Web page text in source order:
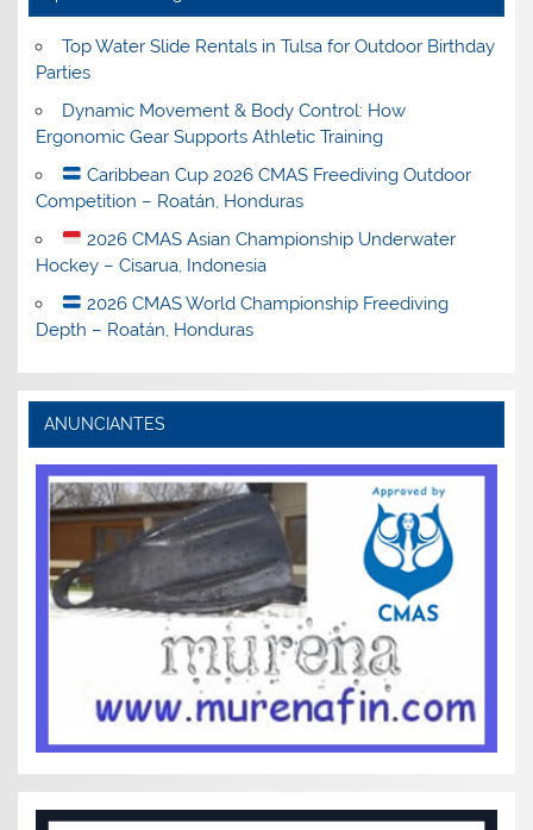
Top Water Slide Rentals in Tulsa for Outdoor Birthday
Parties
Dynamic Movement & Body Control: How
Ergonomic Gear Supports Athletic Training
Caribbean Cup 2026 CMAS Freediving Outdoor
Competition – Roatán, Honduras
2026 CMAS Asian Championship Underwater
Hockey – Cisarua, Indonesia
2026 CMAS World Championship Freediving
Depth – Roatán, Honduras
ANUNCIANTES